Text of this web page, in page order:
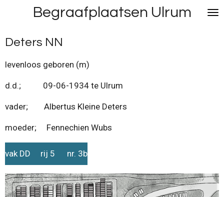
naar
de
hoofdinhoud
Begraafplaatsen Ulrum
Deters NN
levenloos geboren (m)
d.d.; 09-06-1934 te Ulrum
vader; Albertus Kleine Deters
moeder; Fennechien Wubs
vak DD rij 5 nr. 3b